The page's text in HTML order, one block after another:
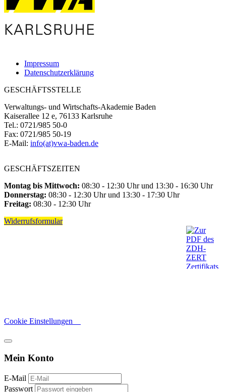
Impressum
Datenschutzerklärung
GESCHÄFTSSTELLE
Verwaltungs- und Wirtschafts-Akademie Baden
Kaiserallee 12 e, 76133 Karlsruhe
Tel.: 0721/985 50-0
Fax: 0721/985 50-19
E-Mail: info(at)vwa-baden.de
GESCHÄFTSZEITEN
Montag bis Mittwoch: 08:30 - 12:30 Uhr und 13:30 - 16:30 Uhr
Donnerstag: 08:30 - 12:30 Uhr und 13:30 - 17:30 Uhr
Freitag: 08:30 - 12:30 Uhr
Widerrufsformular
Cookie Einstellungen
Mein Konto
E-Mail
Passwort